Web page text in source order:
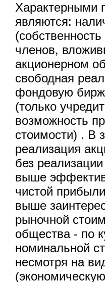
Характерными
являются:
членов,
акционерном
свободная
фондовую
(только
возможность
стоимости) . В
реализация
без
выше
чистой
выше
рыночной
общества - по
номинальной
несмотря на